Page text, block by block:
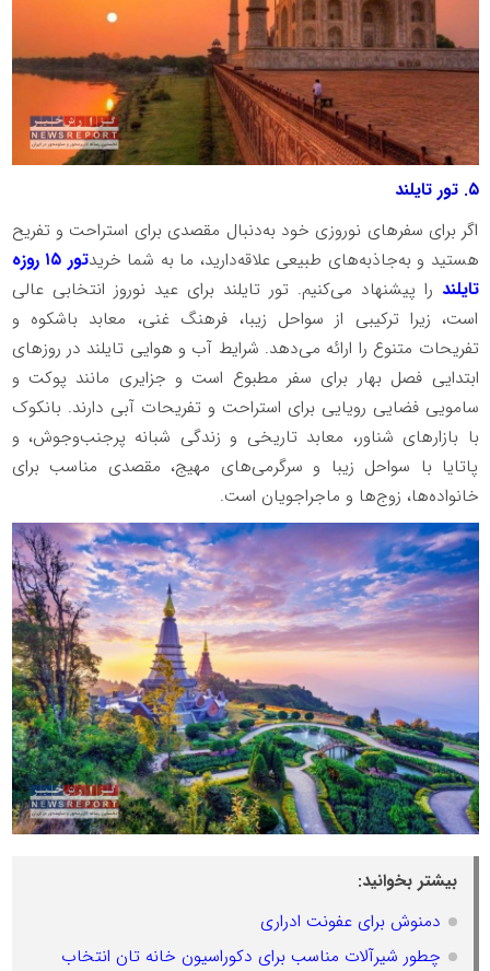
۵. تور تایلند
اگر برای سفرهای نوروزی خود به‌دنبال مقصدی برای استراحت و تفریح
هستید و به‌جاذبه‌های طبیعی علاقه‌دارید، ما به شما خرید
تور ۱۵ روزه
تایلند را پیشنهاد می‌کنیم. تور تایلند برای عید نوروز انتخابی عالی
است، زیرا ترکیبی از سواحل زیبا، فرهنگ غنی، معابد باشکوه و
تفریحات متنوع را ارائه می‌دهد. شرایط آب و هوایی تایلند در روزهای
ابتدایی فصل بهار برای سفر مطبوع است و جزایری مانند پوکت و
سامویی فضایی رویایی برای استراحت و تفریحات آبی دارند. بانکوک
با بازارهای شناور، معابد تاریخی و زندگی شبانه پرجنب‌وجوش، و
پاتایا با سواحل زیبا و سرگرمی‌های مهیج، مقصدی مناسب برای
خانواده‌ها، زوج‌ها و ماجراجویان است.
بیشتر بخوانید:
دمنوش برای عفونت ادراری
چطور شیرآلات مناسب برای دکوراسیون خانه تان انتخاب